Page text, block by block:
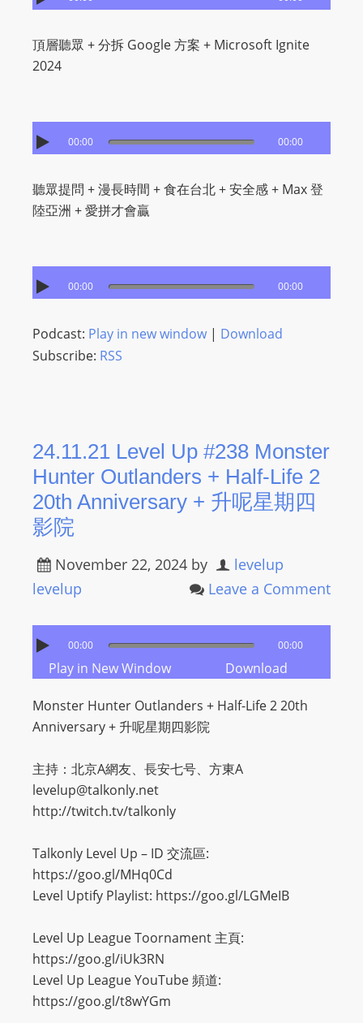
talkonly
頂層聽眾 + 分拆 Google 方案 + Microsoft Ignite
2024
00:00 00:00
聽眾提問 + 漫長時間 + 食在台北 + 安全感 + Max 登
陸亞洲 + 愛拼才會贏
00:00 00:00
Podcast: Play in new window| Download
Subscribe: RSS
24.11.21 Level Up #238 Monster
Hunter Outlanders + Half-Life 2
20th Anniversary + 升呢星期四
影院
November 22, 2024 by
levelup
levelup
Leave a Comment
00:00 00:00
Play in New Window Download
Monster Hunter Outlanders + Half-Life 2 20th
Anniversary + 升呢星期四影院
主持：北京A網友、長安七号、方東A
levelup@talkonly.net
http://twitch.tv/talkonly
Talkonly Level Up – ID 交流區:
https://goo.gl/MHq0Cd
Level Uptify Playlist: https://goo.gl/LGMeIB
Level Up League Toornament 主頁:
https://goo.gl/iUk3RN
Level Up League YouTube 頻道:
https://goo.gl/t8wYGm